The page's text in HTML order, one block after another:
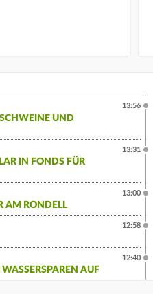
UND
13:56
IN FONDS FÜR
13:31
AM RONDELL
13:00
12:58
AUF
12:40